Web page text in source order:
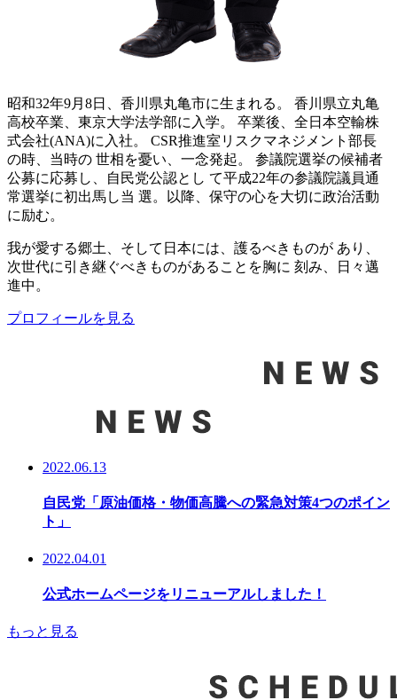
昭和32年9月8日、香川県丸亀市に生まれる。 香川県立丸亀
高校卒業、東京大学法学部に入学。 卒業後、全日本空輸株
式会社(ANA)に入社。 CSR推進室リスクマネジメント部長
の時、当時の 世相を憂い、一念発起。 参議院選挙の候補者
公募に応募し、自民党公認とし て平成22年の参議院議員通
常選挙に初出馬し当 選。以降、保守の心を大切に政治活動
に励む。
我が愛する郷土、そして日本には、護るべきものが あり、
次世代に引き継ぐべきものがあることを胸に 刻み、日々邁
進中。
プロフィールを見る
2022.06.13
自民党「原油価格・物価高騰への緊急対策4つのポイン
ト」
2022.04.01
公式ホームページをリニューアルしました！
もっと見る